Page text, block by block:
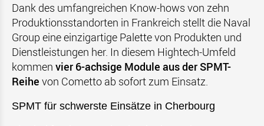
Dank des umfangreichen Know-hows von zehn
Produktionsstandorten in Frankreich stellt die Naval
Group eine einzigartige Palette von Produkten und
Dienstleistungen her. In diesem Hightech-Umfeld
kommen vier 6-achsige Module aus der SPMT-
Reihe von Cometto ab sofort zum Einsatz.
SPMT für schwerste Einsätze in Cherbourg